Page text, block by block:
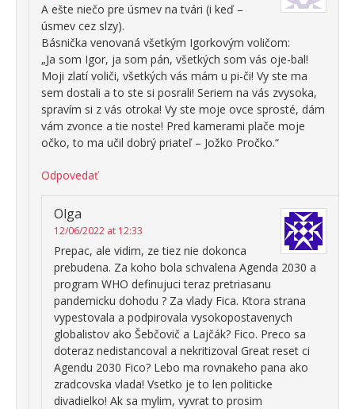
A ešte niečo pre úsmev na tvári (i keď –
úsmev cez slzy).
Básnička venovaná všetkým Igorkovým voličom:
„Ja som Igor, ja som pán, všetkých som vás oje-bal!
Moji zlatí voliči, všetkých vás mám u pi-či! Vy ste ma
sem dostali a to ste si posrali! Seriem na vás zvysoka,
spravím si z vás otroka! Vy ste moje ovce sprosté, dám
vám zvonce a tie noste! Pred kamerami plače moje
očko, to ma učil dobrý priateľ – Jožko Pročko.“
Odpovedať
Olga
12/06/2022 at 12:33
Prepac, ale vidim, ze tiez nie dokonca
prebudena. Za koho bola schvalena Agenda 2030 a
program WHO definujuci teraz pretriasanu
pandemicku dohodu ? Za vlady Fica. Ktora strana
vypestovala a podpirovala vysokopostavenych
globalistov ako Šebčovič a Lajčák? Fico. Preco sa
doteraz nedistancoval a nekritizoval Great reset ci
Agendu 2030 Fico? Lebo ma rovnakeho pana ako
zradcovska vlada! Vsetko je to len politicke
divadielko! Ak sa mylim, vyvrat to prosim